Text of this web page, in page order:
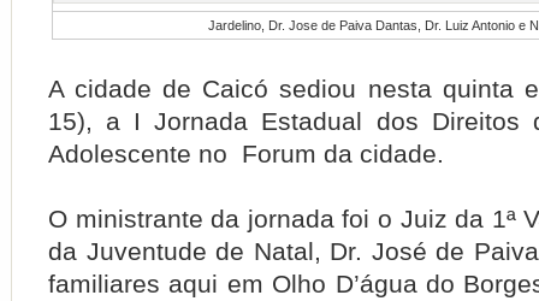
Jardelino, Dr. Jose de Paiva Dantas, Dr. Luiz Antonio e
A cidade de Caicó sediou nesta quinta
15), a I Jornada Estadual dos Direitos
Adolescente no Forum da cidade.
O ministrante da jornada foi o Juiz da 1ª
da Juventude de Natal, Dr. José de
familiares aqui em Olho D’água do